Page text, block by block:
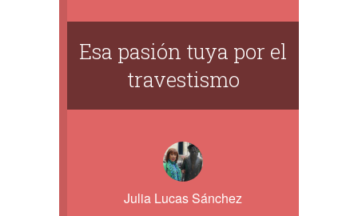
Esa pasión tuya por el
travestismo
Julia Lucas Sánchez